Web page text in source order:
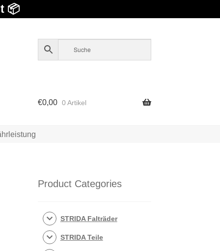
📦
€0,00 0 Artikel
Product Categories
STRIDA Falträder
STRIDA Teile